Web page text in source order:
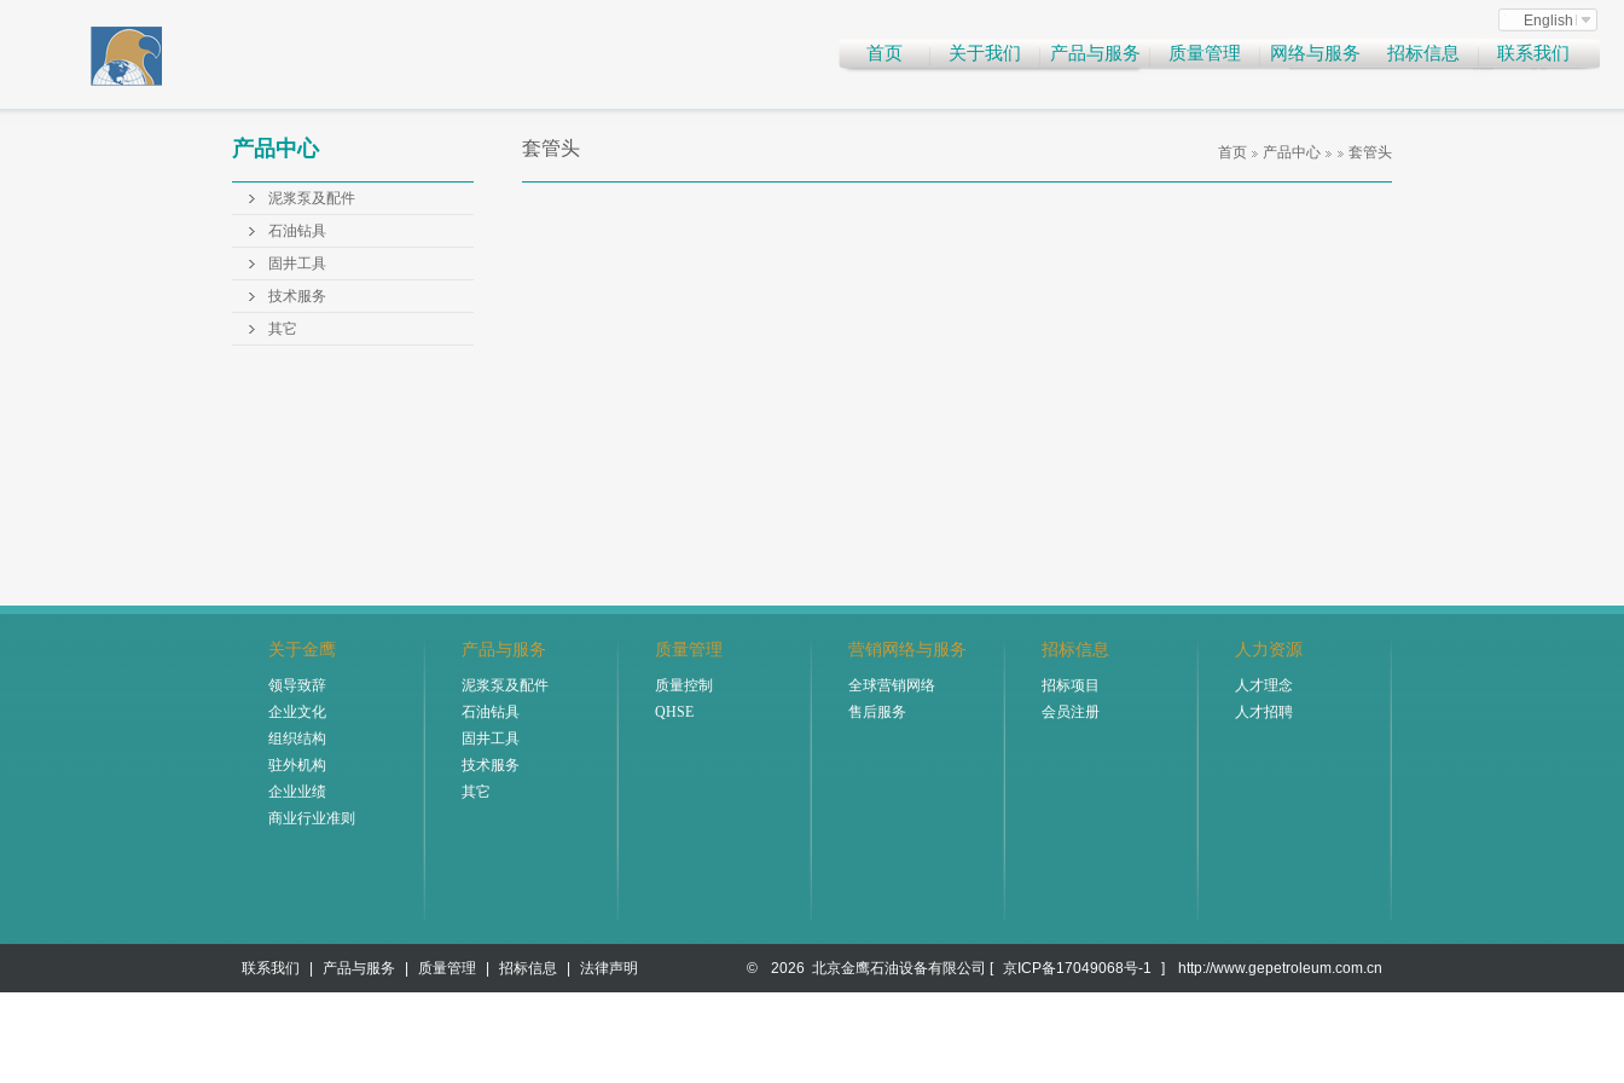
English
首页 关于我们 产品与服务 质量管理 网络与服务 招标信息 联系我们
产品中心
泥浆泵及配件
石油钻具
固井工具
技术服务
其它
套管头 首页 产品中心 套管头
关于金鹰
领导致辞
企业文化
组织结构
驻外机构
企业业绩
商业行业准则
产品与服务
泥浆泵及配件
石油钻具
固井工具
技术服务
其它
质量管理
质量控制
QHSE
营销网络与服务
全球营销网络
售后服务
招标信息
招标项目
会员注册
人力资源
人才理念
人才招聘
联系我们 产品与服务 质量管理 招标信息 法律声明 © 2026 北京金鹰石油设备有限公司 [ 京ICP备17049068号-1 ] http://www.gepetroleum.com.cn